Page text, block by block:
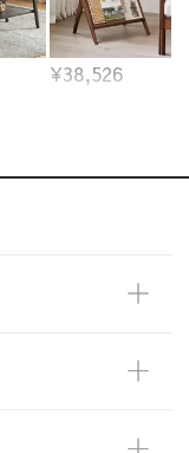
¥38,526